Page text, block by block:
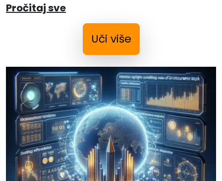
Pročitaj sve
Uči više